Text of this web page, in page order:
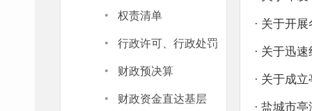
· 权责清单
· 行政许可、行政处罚
· 财政预决算
· 财政资金直达基层
· 关于开
· 关于迅
· 关于成
· 盐城市亭